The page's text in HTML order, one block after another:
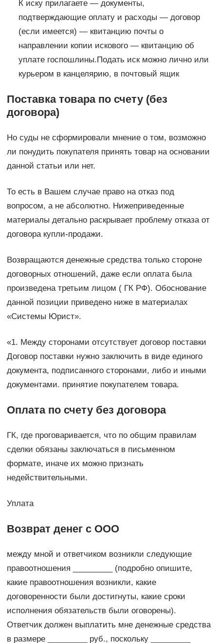
К иску прилагаете — документы,
подтверждающие оплату и расходы — договор
(если имеется) — квитанцию почты о
направлении копии искового — квитанцию об
уплате госпошлины.Подать иск можно лично или
курьером в канцелярию, в почтовый ящик
Поставка товара по счету (без
договора)
Но суды не сформировали мнение о том, возможно
ли понудить покупателя принять товар на основании
данной статьи или нет.
То есть в Вашем случае право на отказ под
вопросом, а не абсолютно. Нижеприведенные
материалы детально раскрывает проблему отказа от
договора купли-продажи.
Возвращаются денежные средства только стороне
договорных отношений, даже если оплата была
произведена третьим лицом ( ГК РФ). Обоснование
данной позиции приведено ниже в материалах
«Системы Юрист».
«1. Между сторонами отсутствует договор поставки
Договор поставки нужно заключить в виде единого
документа, подписанного сторонами, либо и иными
документами. принятие покупателем товара.
Оплата по счету без договора
ГК, где проговаривается, что по общим правилам
сделки обязаны заключаться в письменном
формате, иначе их можно признать
недействительными.
Уплата
Возврат денег с ООО
между мной и ответчиком возникли следующие
правоотношения _________ (подробно опишите,
какие правоотношения возникли, какие
договоренности были достигнуты, какие сроки
исполнения обязательств были оговорены).
Ответчик должен выплатить мне денежные средства
в размере _________ руб., поскольку _________